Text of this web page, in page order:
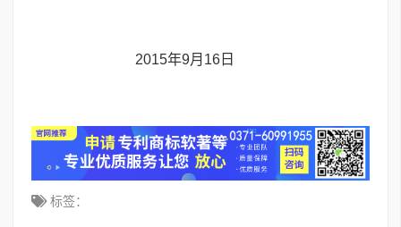
2015年9月16日
标签：